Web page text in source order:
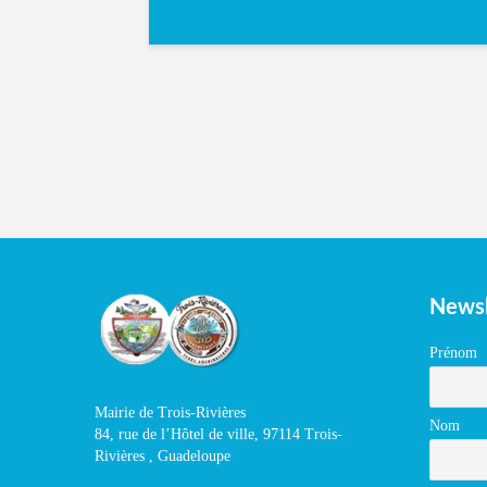
Mairie de Trois-Rivières
84, rue de l’Hôtel de ville, 97114 Trois-
Rivières , Guadeloupe
Prénom
Nom